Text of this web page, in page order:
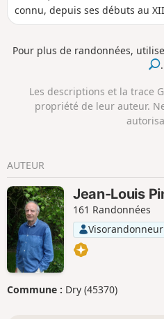
connu, depuis ses débuts au
de nombreuses évolutions. Les
l'entourent toujours
a, quant à lui, disparu. Faites-
le lien suivant Les chemins de
campagne environnante vous
conduiront de bois en bois où
Pour plus de randonnées,
.
Les descriptions et la trace
propriété de leur auteur.
AUTEUR
Jean-Louis
161 Randonnées
Visorandonneur
Commune : Dry (45370)